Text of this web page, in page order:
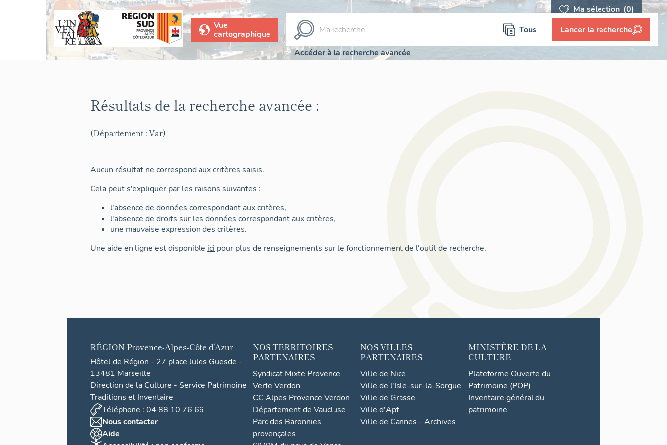
Ma sélection (0)
Vue
cartographique
Tous Lancer la recherche
Accéder à la recherche avancée
Résultats de la recherche avancée :
(Département : Var)
Aucun résultat ne correspond aux critères saisis.
Cela peut s'expliquer par les raisons suivantes :
l'absence de données correspondant aux critères,
l'absence de droits sur les données correspondant aux critères,
une mauvaise expression des critères.
Une aide en ligne est disponible ici pour plus de renseignements sur le fonctionnement de l'outil de recherche.
RÉGION Provence-Alpes-Côte d'Azur
Hôtel de Région - 27 place Jules Guesde -
13481 Marseille
Direction de la Culture - Service Patrimoine
Traditions et Inventaire
Téléphone : 04 88 10 76 66
Nous contacter
Aide
NOS TERRITOIRES
PARTENAIRES
Syndicat Mixte Provence
Verte Verdon
CC Alpes Provence Verdon
Département de Vaucluse
Parc des Baronnies
provençales
NOS VILLES
PARTENAIRES
Ville de Nice
Ville de l'Isle-sur-la-Sorgue
Ville de Grasse
Ville d'Apt
Ville de Cannes - Archives
MINISTÈRE DE LA
CULTURE
Plateforme Ouverte du
Patrimoine (POP)
Inventaire général du
patrimoine